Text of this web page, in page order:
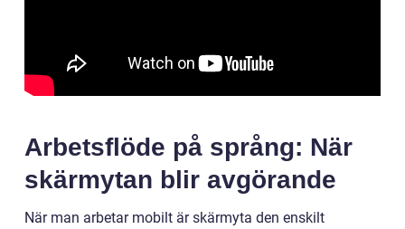
Arbetsflöde på språng: När
skärmytan blir avgörande
När man arbetar mobilt är skärmyta den enskilt